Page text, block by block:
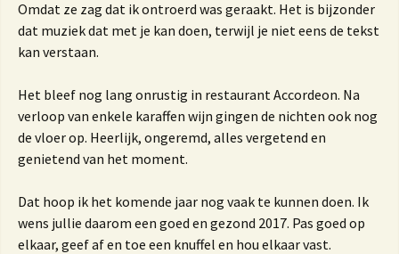
Omdat ze zag dat ik ontroerd was geraakt. Het is bijzonder
dat muziek dat met je kan doen, terwijl je niet eens de tekst
kan verstaan.
Het bleef nog lang onrustig in restaurant Accordeon. Na
verloop van enkele karaffen wijn gingen de nichten ook nog
de vloer op. Heerlijk, ongeremd, alles vergetend en
genietend van het moment.
Dat hoop ik het komende jaar nog vaak te kunnen doen. Ik
wens jullie daarom een goed en gezond 2017. Pas goed op
elkaar, geef af en toe een knuffel en hou elkaar vast.